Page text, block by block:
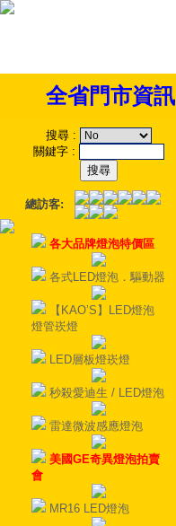
全省門市資訊
搜尋 :
關鍵字 :
總訪客:
各大品牌燈泡特價區
各式LED燈泡．驅動器
【KAO’S】LED燈泡
燈管崁燈
LED層板燈崁燈
秒殺愛迪生 / LED燈泡
雷達微波感應燈泡
美國GE奇異燈泡拍賣
會
MR16 LED燈泡